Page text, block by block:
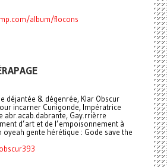
album/flocons
déjantée & dégenrée, Klar Obscur
incarner Cunigonde, Impératrice
abr.acab.dabrante, Gay.rrièrre
d’art et de l’empoisonnement à
oyeah gente hérétique : Gode save the